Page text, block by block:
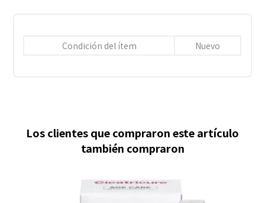
Condición del ítem Nuevo
Los clientes que compraron este artículo
también compraron